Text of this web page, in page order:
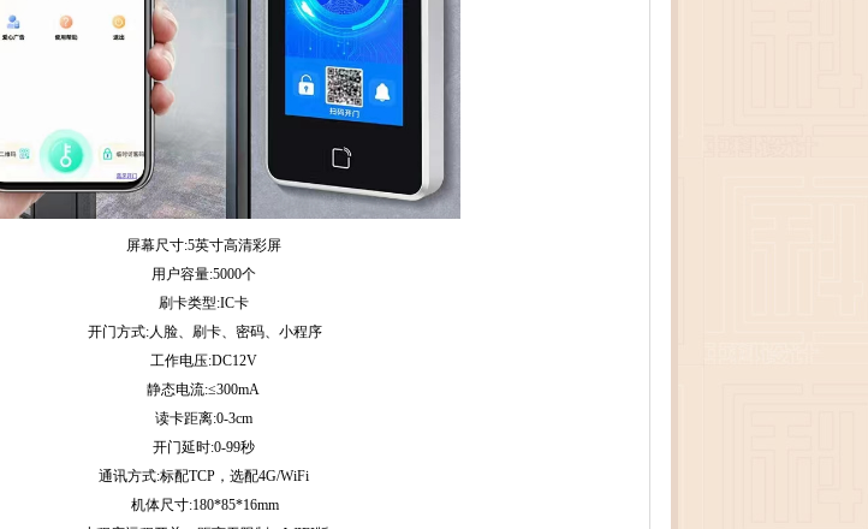
屏幕尺寸:5英寸高清彩屏
用户容量:5000个
刷卡类型:IC卡
开门方式:人脸、刷卡、密码、小程序
工作电压:DC12V
静态电流:≤300mA
读卡距离:0-3cm
开门延时:0-99秒
通讯方式:标配TCP，选配4G/WiFi
机体尺寸:180*85*16mm